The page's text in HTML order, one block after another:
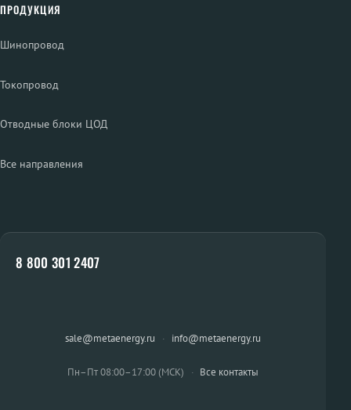
ПРОДУКЦИЯ
Шинопровод
Токопровод
Отводные блоки ЦОД
Все направления
8 800 301 2407
sale@metaenergy.ru · info@metaenergy.ru
Пн–Пт 08:00–17:00 (МСК) · Все контакты